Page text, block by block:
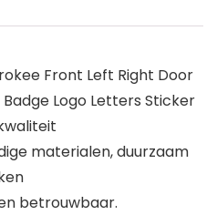
Front Left Right Door
Logo Letters Sticker
materialen, duurzaam
betrouwbaar.